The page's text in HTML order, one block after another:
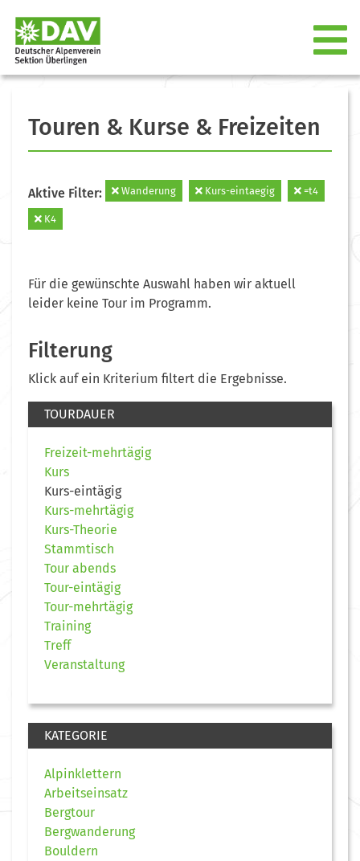
Touren & Kurse & Freizeiten
Aktive Filter: Wanderung Kurs-eintaegig =t4
K4
Für die gewünschte Auswahl haben wir aktuell
leider keine Tour im Programm.
Filterung
Klick auf ein Kriterium filtert die Ergebnisse.
TOURDAUER
Freizeit-mehrtägig
Kurs
Kurs-eintägig
Kurs-mehrtägig
Kurs-Theorie
Stammtisch
Tour abends
Tour-eintägig
Tour-mehrtägig
Training
Treff
Veranstaltung
KATEGORIE
Alpinklettern
Arbeitseinsatz
Bergtour
Bergwanderung
Bouldern